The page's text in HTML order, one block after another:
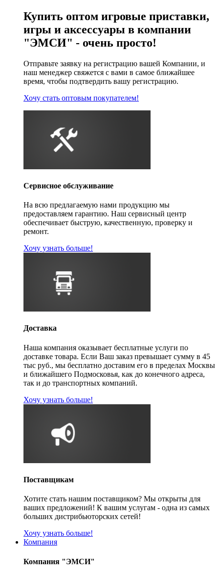
Купить оптом игровые приставки,
игры и аксессуары в компании
"ЭМСИ" - очень просто!
Отправьте заявку на регистрацию вашей Компании, и
наш менеджер свяжется с вами в самое ближайшее
время, чтобы подтвердить вашу регистрацию.
Хочу стать оптовым покупателем!
Сервисное обслуживание
На всю предлагаемую нами продукцию мы
предоставляем гарантию. Наш сервисный центр
обеспечивает быструю, качественную, проверку и
ремонт.
Хочу узнать больше!
Доставка
Наша компания оказывает бесплатные услуги по
доставке товара. Если Ваш заказ превышает сумму в 45
тыс руб., мы бесплатно доставим его в пределах Москвы
и ближайшего Подмосковья, как до конечного адреса,
так и до транспортных компаний.
Хочу узнать больше!
Поставщикам
Хотите стать нашим поставщиком? Мы открыты для
ваших предложений! К вашим услугам - одна из самых
больших дистрибьюторских сетей!
Хочу узнать больше!
Компания
Компания "ЭМСИ"